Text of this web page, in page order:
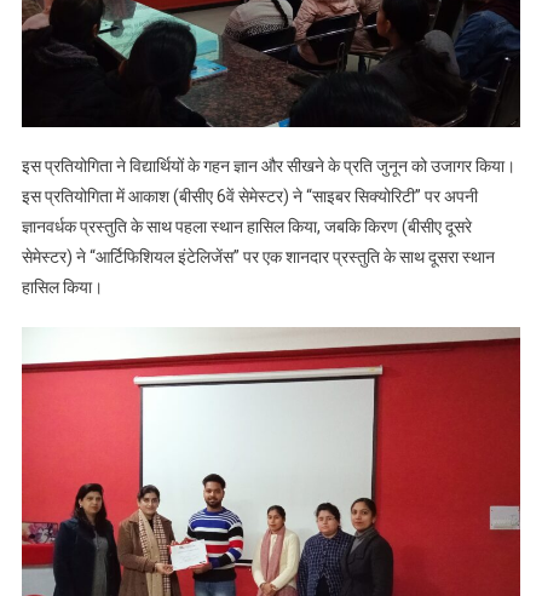
इस प्रतियोगिता ने विद्यार्थियों के गहन ज्ञान और सीखने के प्रति जुनून को उजागर किया।
इस प्रतियोगिता में आकाश (बीसीए 6वें सेमेस्टर) ने “साइबर सिक्योरिटी” पर अपनी
ज्ञानवर्धक प्रस्तुति के साथ पहला स्थान हासिल किया, जबकि किरण (बीसीए दूसरे
सेमेस्टर) ने “आर्टिफिशियल इंटेलिजेंस” पर एक शानदार प्रस्तुति के साथ दूसरा स्थान
हासिल किया।